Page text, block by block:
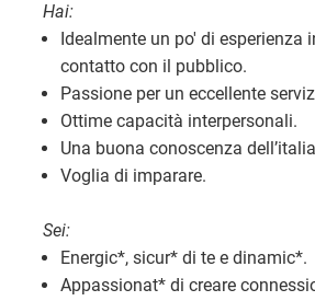
Hai:
Idealmente un po' di esperienza
contatto con il pubblico.
Passione per un eccellente
Ottime capacità interpersonali.
Una buona conoscenza
Voglia di imparare.
Sei:
Energic*, sicur* di te e dinamic*.
Appassionat* di creare